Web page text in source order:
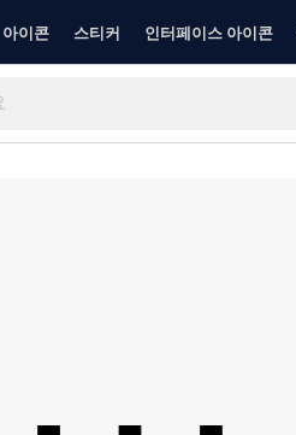
아이콘 스티커 인터페이스 아이콘